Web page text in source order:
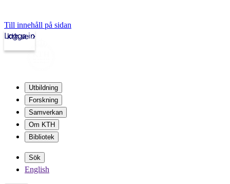
Till innehåll på sidan
kth.se
Logga in
Utbildning
Forskning
Samverkan
Om KTH
Bibliotek
Sök
English